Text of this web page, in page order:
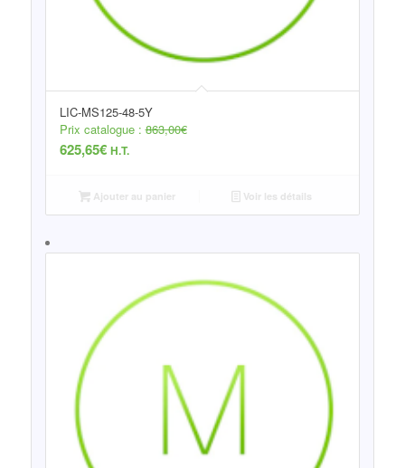
LIC-MS125-48-5Y
Prix catalogue :863,00€
625,65€ H.T.
Ajouter au panier Voir les détails